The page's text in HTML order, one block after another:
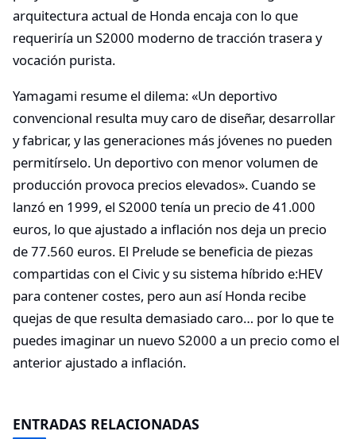
arquitectura actual de Honda encaja con lo que
requeriría un S2000 moderno de tracción trasera y
vocación purista.​
Yamagami resume el dilema: «Un deportivo
convencional resulta muy caro de diseñar, desarrollar
y fabricar, y las generaciones más jóvenes no pueden
permitírselo. Un deportivo con menor volumen de
producción provoca precios elevados». Cuando se
lanzó en 1999, el S2000 tenía un precio de 41.000
euros, lo que ajustado a inflación nos deja un precio
de 77.560 euros. El Prelude se beneficia de piezas
compartidas con el Civic y su sistema híbrido e:HEV
para contener costes, pero aun así Honda recibe
quejas de que resulta demasiado caro… por lo que te
puedes imaginar un nuevo S2000 a un precio como el
anterior ajustado a inflación.
ENTRADAS RELACIONADAS